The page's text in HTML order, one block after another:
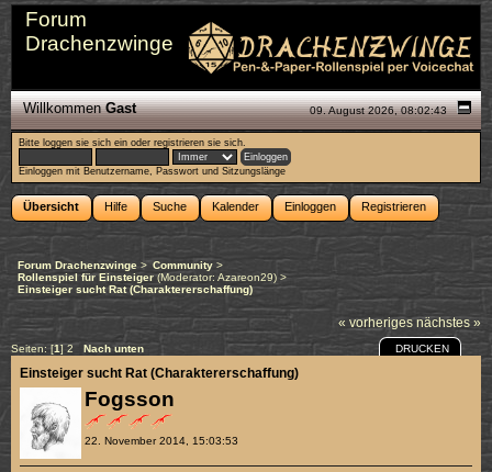
Forum
Drachenzwinge
09. August 2026, 08:02:43
WillkommenGast
Bitte loggen sie sich ein oderregistrieren sie sich.
Einloggen mit Benutzername, Passwort und Sitzungslänge
Übersicht Hilfe Suche Kalender Einloggen Registrieren
Forum Drachenzwinge > Community>
Rollenspiel für Einsteiger(Moderator: Azareon29) >
Einsteiger sucht Rat (Charaktererschaffung)
« vorheriges nächstes »
Seiten: [1]2 Nach unten DRUCKEN
Fogsson
22. November 2014, 15:03:53
Einsteiger sucht Rat (Charaktererschaffung)